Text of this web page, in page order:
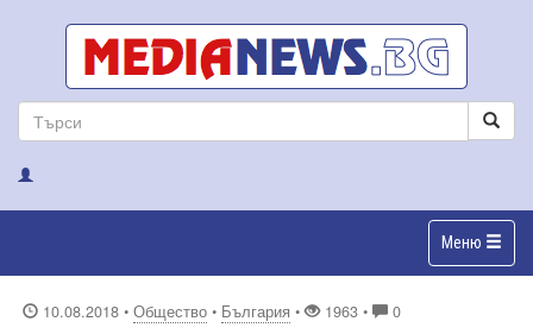
Меню
10.08.2018 • Общество • България • 1963 • 0